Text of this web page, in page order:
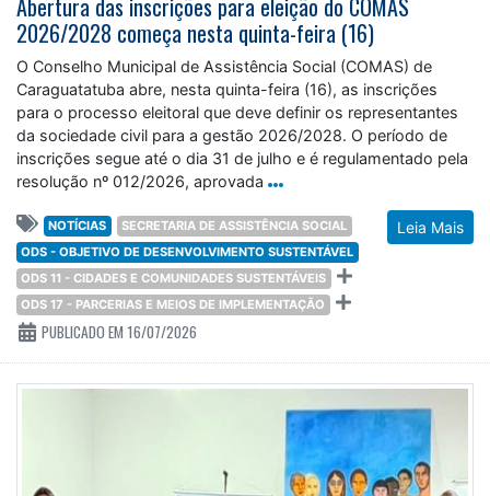
2026/2028 começa nesta quinta-feira (16)
O Conselho Municipal de Assistência Social (COMAS) de
Caraguatatuba abre, nesta quinta-feira (16), as inscrições
para o processo eleitoral que deve definir os representantes
da sociedade civil para a gestão 2026/2028. O período de
inscrições segue até o dia 31 de julho e é regulamentado pela
resolução nº 012/2026, aprovada
Leia Mais
NOTÍCIAS
SECRETARIA DE ASSISTÊNCIA SOCIAL
ODS - OBJETIVO DE DESENVOLVIMENTO SUSTENTÁVEL
ODS 11 - CIDADES E COMUNIDADES SUSTENTÁVEIS
ODS 17 - PARCERIAS E MEIOS DE IMPLEMENTAÇÃO
PUBLICADO EM 16/07/2026